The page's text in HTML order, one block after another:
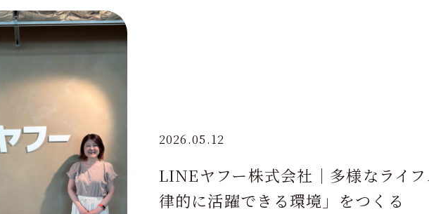
2026.05.12
LINEヤフー株式会社｜多様なライ
律的に活躍できる環境」をつくる